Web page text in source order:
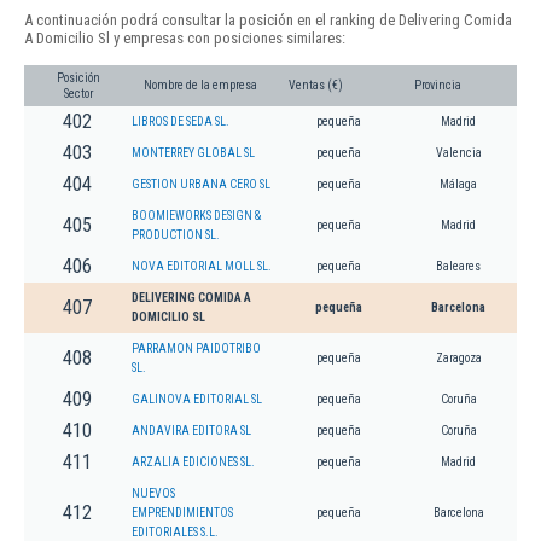
A continuación podrá consultar la posición en el ranking de Delivering Comida
A Domicilio Sl y empresas con posiciones similares:
Posición
Sector
Nombre de la empresa Ventas (€) Provincia
402 LIBROS DE SEDA SL. pequeña Madrid
403 MONTERREY GLOBAL SL pequeña Valencia
404 GESTION URBANA CERO SL pequeña Málaga
405
BOOMIEWORKS DESIGN &
PRODUCTION SL.
pequeña Madrid
406 NOVA EDITORIAL MOLL SL. pequeña Baleares
407
DELIVERING COMIDA A
DOMICILIO SL
pequeña Barcelona
408
PARRAMON PAIDOTRIBO
SL.
pequeña Zaragoza
409 GALINOVA EDITORIAL SL pequeña Coruña
410 ANDAVIRA EDITORA SL pequeña Coruña
411 ARZALIA EDICIONES SL. pequeña Madrid
412
NUEVOS
EMPRENDIMIENTOS
EDITORIALES S.L.
pequeña Barcelona